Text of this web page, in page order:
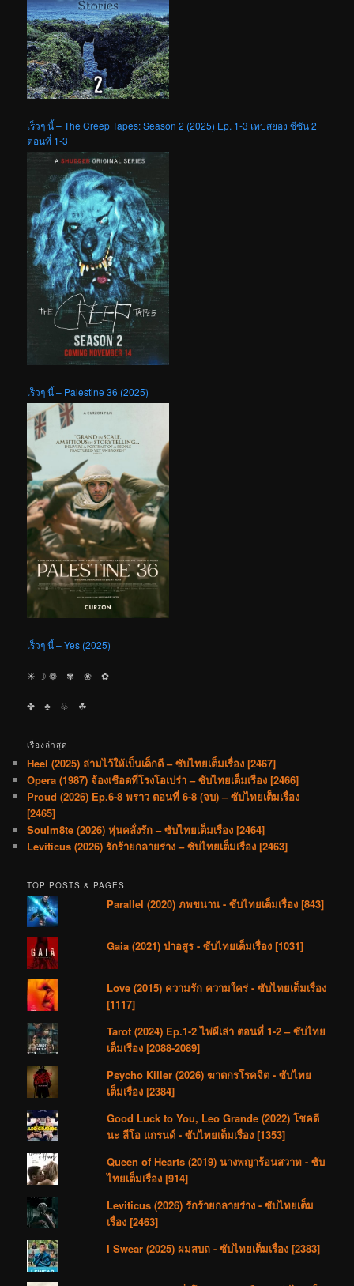
เร็วๆ นี้ – The Creep Tapes: Season 2 (2025) Ep. 1-3 เทปสยอง ซีซัน 2
ตอนที่ 1-3
เร็วๆ นี้ – Palestine 36 (2025)
เร็วๆ นี้ – Yes (2025)
☀︎ ☽ ❁ ✾ ❀ ✿
✤ ♣︎ ♧ ☘︎
เรื่องล่าสุด
Heel (2025) ล่ามไว้ให้เป็นเด็กดี – ซับไทยเต็มเรื่อง [2467]
Opera (1987) จ้องเชือดที่โรงโอเปร่า – ซับไทยเต็มเรื่อง [2466]
Proud (2026) Ep.6-8 พราว ตอนที่ 6-8 (จบ) – ซับไทยเต็มเรื่อง
[2465]
Soulm8te (2026) หุ่นคลั่งรัก – ซับไทยเต็มเรื่อง [2464]
Leviticus (2026) รักร้ายกลายร่าง – ซับไทยเต็มเรื่อง [2463]
TOP POSTS & PAGES
Parallel (2020) ภพขนาน - ซับไทยเต็มเรื่อง [843]
Gaia (2021) ป่าอสูร - ซับไทยเต็มเรื่อง [1031]
Love (2015) ความรัก ความใคร่ - ซับไทยเต็มเรื่อง
[1117]
Tarot (2024) Ep.1-2 ไพ่ผีเล่า ตอนที่ 1-2 – ซับไทย
เต็มเรื่อง [2088-2089]
Psycho Killer (2026) ฆาตกรโรคจิต - ซับไทย
เต็มเรื่อง [2384]
Good Luck to You, Leo Grande (2022) โชคดี
นะ ลีโอ แกรนด์ - ซับไทยเต็มเรื่อง [1353]
Queen of Hearts (2019) นางพญาร้อนสวาท - ซับ
ไทยเต็มเรื่อง [914]
Leviticus (2026) รักร้ายกลายร่าง - ซับไทยเต็ม
เรื่อง [2463]
I Swear (2025) ผมสบถ - ซับไทยเต็มเรื่อง [2383]